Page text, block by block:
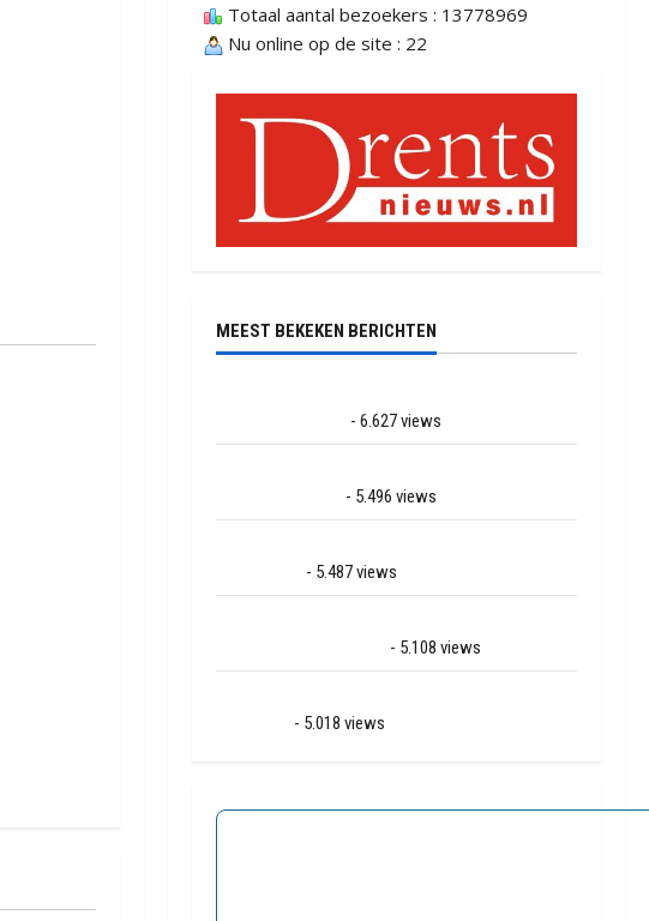
Totaal aantal bezoekers : 13778969
Nu online op de site : 22
MEEST BEKEKEN BERICHTEN
- 6.627 views
- 5.496 views
- 5.487 views
- 5.108 views
- 5.018 views